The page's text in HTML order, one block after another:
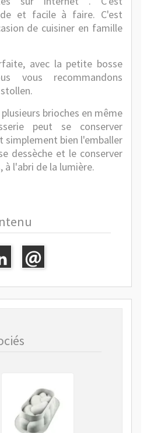
et facile à faire. C'est
de cuisiner en famille
avec la petite bosse
vous recommandons
.
brioches en même
peut se conserver
simplement bien l'emballer
dessèche et le conserver
à l'abri de la lumière.